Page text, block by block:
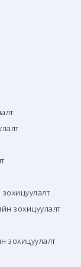
зохицуулалт
зохицуулалт